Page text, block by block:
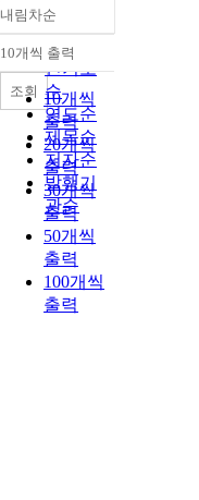
정확도
순
인기도
순
연도순
제목순
저자순
발행기
관순
내림차순
내림차순
10개씩 출력
10개씩
출력
20개씩
출력
30개씩
출력
50개씩
출력
100개씩
출력
조회